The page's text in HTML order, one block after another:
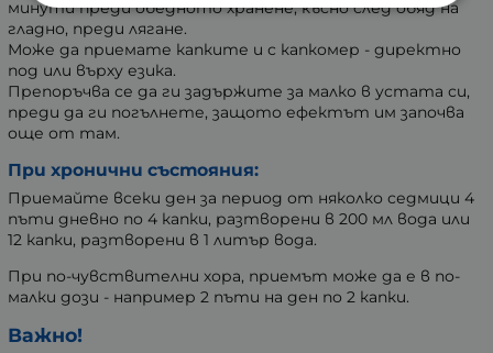
минути преди обедното хранене, късно след обяд на
гладно, преди лягане.
Може да приемате капките и с капкомер - директно
под или върху езика.
Препоръчва се да ги задържите за малко в устата си,
преди да ги погълнете, защото ефектът им започва
още от там.
При хронични състояния:
Приемайте всеки ден за период от няколко седмици 4
пъти дневно по 4 капки, разтворени в 200 мл вода или
12 капки, разтворени в 1 литър вода.
При по-чувствителни хора, приемът може да е в по-
малки дози - например 2 пъти на ден по 2 капки.
Важно!